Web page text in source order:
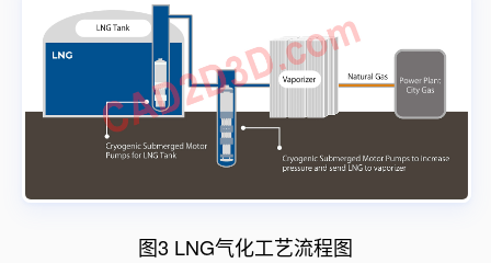
图3 LNG气化工艺流程图